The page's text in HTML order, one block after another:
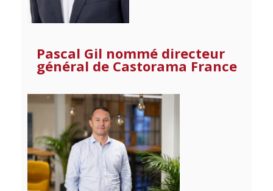
Pascal Gil nommé directeur
général de Castorama France